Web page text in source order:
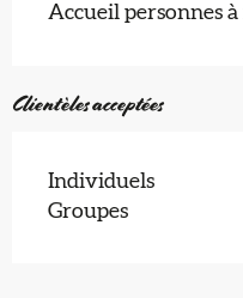
Accueil personnes
Clientèles acceptées
Individuels
Groupes